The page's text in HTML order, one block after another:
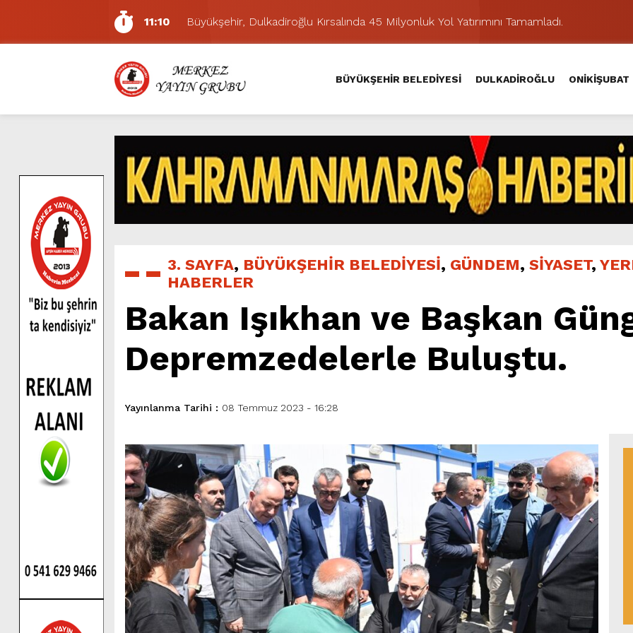
11:10
Büyükşehir, Dulkadiroğlu Kırsalında 45 Milyonluk Yol Yatırımını Tamamladı.
5:17
Uluslararası Bisiklet Yarışması’nda İkinci Etap Nefes Kesti.
5:15
Büyükşehir, Gazneliler Caddesi’nde Son Kat Asfalt Serimini Sürdürüyor.
6:54
Büyükşehir, Dulkadiroğlu Hacı Murat Caddesi’ni Asfalta Hazırlıyor.
6:53
Büyükşehir’den Dulkadiroğlu Kırsalına Değer Katan Yol Yatırımı.
6:50
Geleneksel Ağustos Fuarı’nda Eğlence ve Nostalji Bir Aradaydı.
6:48
Tevfik Kadıoğlu Kavşağı Yeni Düzenlemeyle Daha Akıcı Hale Geliyor.
10:21
Dedublüman KAFUM’da Müzik Ziyafeti Yaşatacak.
16:31
Yeşilçam’ın Efsanesi Ağustos Fuarı’nda Hayat Bulacak
11:14
Pazarcık’ta Yollar Büyükşehir’le Yenileniyor.
BÜYÜKŞEHİR BELEDİYESİ DULKADİROĞLU ONİKİŞUBAT
3. SAYFA, BÜYÜKŞEHİR BELEDİYESİ, GÜNDEM, SİYASET,
HABERLER
Bakan Işıkhan ve Başkan
Depremzedelerle Buluştu.
Yayınlanma Tarihi : 08 Temmuz 2023 - 16:28